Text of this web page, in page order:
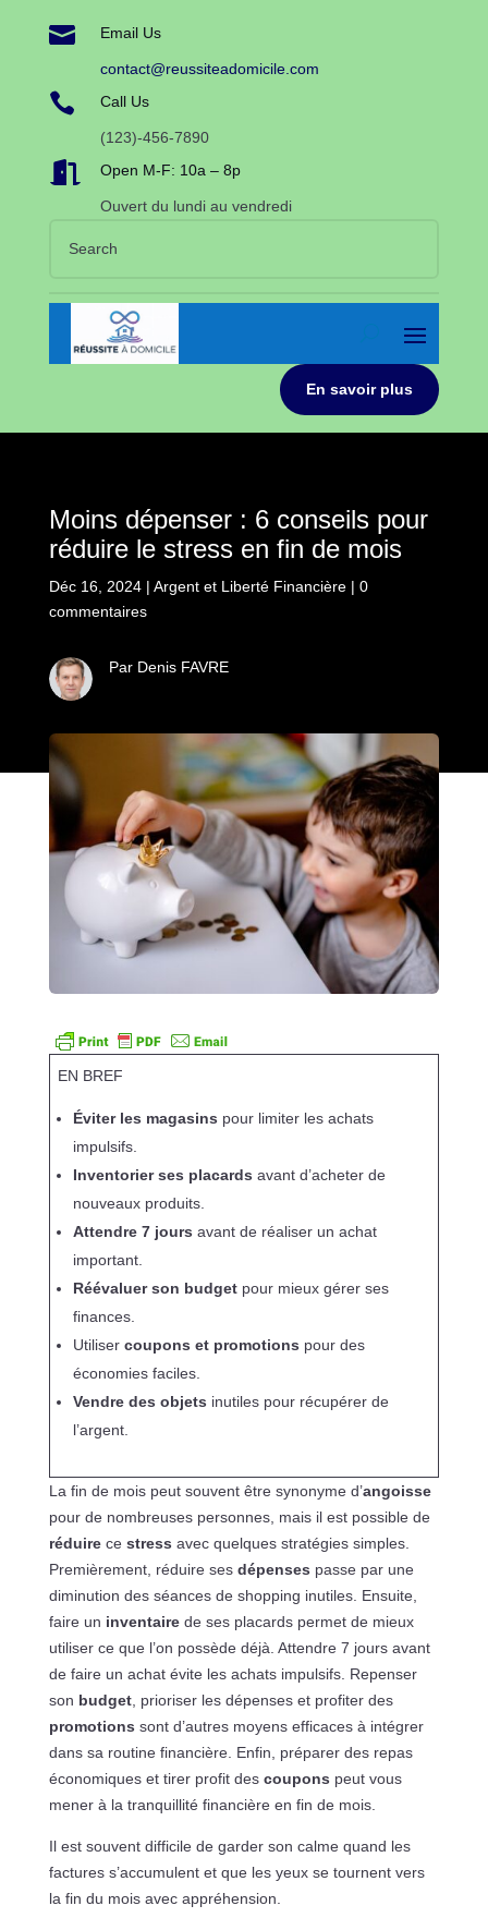
 Email Us
contact@reussiteadomicile.com
 Call Us
(123)-456-7890
 Open M-F: 10a – 8p
Ouvert du lundi au vendredi
En savoir plus
Moins dépenser : 6 conseils pour
réduire le stress en fin de mois
Déc 16, 2024| Argent et Liberté Financière| 0
commentaires
Par Denis FAVRE
EN BREF
Éviter les magasins pour limiter les achats
impulsifs.
Inventorier ses placards avant d’acheter de
nouveaux produits.
Attendre 7 jours avant de réaliser un achat
important.
Réévaluer son budgetpour mieux gérer ses
finances.
Utiliser coupons et promotions pour des
économies faciles.
Vendre des objets inutiles pour récupérer de
l’argent.
La fin de mois peut souvent être synonyme d’angoisse
pour de nombreuses personnes, mais il est possible de
réduirece stress avec quelques stratégies simples.
Premièrement, réduire ses dépenses passe par une
diminution des séances de shopping inutiles. Ensuite,
faire un inventairede ses placards permet de mieux
utiliser ce que l’on possède déjà. Attendre 7 jours avant
de faire un achat évite les achats impulsifs. Repenser
son budget, prioriser les dépenses et profiter des
promotions sont d’autres moyens efficaces à intégrer
dans sa routine financière. Enfin, préparer des repas
économiques et tirer profit des coupons peut vous
mener à la tranquillité financière en fin de mois.
Il est souvent difficile de garder son calme quand les
factures s’accumulent et que les yeux se tournent vers
la fin du mois avec appréhension.